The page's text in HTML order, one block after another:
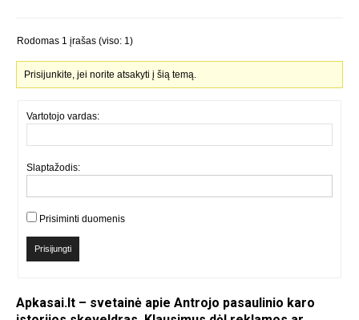
Rodomas 1 įrašas (viso: 1)
Prisijunkite, jei norite atsakyti į šią temą.
Vartotojo vardas:
Slaptažodis:
Prisiminti duomenis
Prisijungti
Apkasai.lt – svetainė apie Antrojo pasaulinio karo